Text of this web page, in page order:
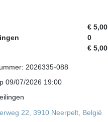
€ 5,00
0
€ 5,00
2026335-088
09/07/2026 19:00
22, 3910 Neerpelt, België